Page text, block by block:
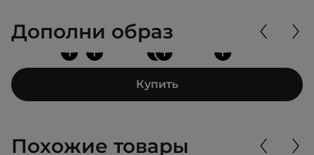
Дополни образ
+
+
+ +
+
Купить
Похожие товары